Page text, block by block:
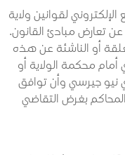
لقوانين ولاية
تعارض مبادئ القانون.
أو الناشئة عن هذه
محكمة الولاية أو
نيو جيرسي وأن توافق
بغرض التقاضي